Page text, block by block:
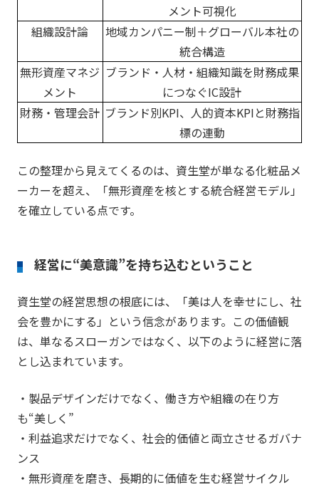
メント可視化
組織設計論
地域カンパニー制＋グローバル本社の
統合構造
無形資産マネジ
メント
ブランド・人材・組織知識を財務成果
につなぐIC設計
財務・管理会計 ブランド別KPI、人的資本KPIと財務指
標の連動
この整理から見えてくるのは、資生堂が単なる化粧品メ
ーカーを超え、「無形資産を核とする統合経営モデル」
を確立している点です。
経営に“美意識”を持ち込むということ
資生堂の経営思想の根底には、「美は人を幸せにし、社
会を豊かにする」という信念があります。この価値観
は、単なるスローガンではなく、以下のように経営に落
とし込まれています。
・製品デザインだけでなく、働き方や組織の在り方
も“美しく”
・利益追求だけでなく、社会的価値と両立させるガバナ
ンス
・無形資産を磨き、長期的に価値を生む経営サイクル